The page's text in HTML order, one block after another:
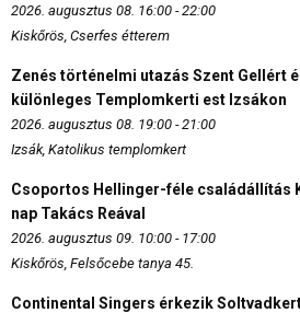
2026. augusztus 08. 16:00 - 22:00
Kiskőrös, Cserfes étterem
Zenés történelmi utazás Szent Gellért
különleges Templomkerti est Izsákon
2026. augusztus 08. 19:00 - 21:00
Izsák, Katolikus templomkert
Csoportos Hellinger-féle családállítás
nap Takács Reával
2026. augusztus 09. 10:00 - 17:00
Kiskőrös, Felsőcebe tanya 45.
Continental Singers érkezik